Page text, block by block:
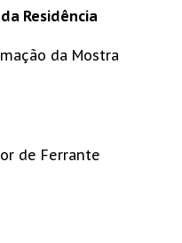
Residência
da Mostra
de Ferrante